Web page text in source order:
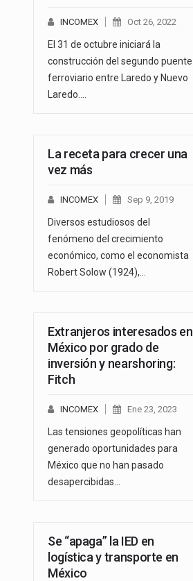
INCOMEX Oct 26, 2022
El 31 de octubre iniciará la
construcción del segundo puente
ferroviario entre Laredo y Nuevo
Laredo.…
La receta para crecer una
vez más
INCOMEX Sep 9, 2019
Diversos estudiosos del
fenómeno del crecimiento
económico, como el economista
Robert Solow (1924),…
Extranjeros interesados en
México por grado de
inversión y nearshoring:
Fitch
INCOMEX Ene 23, 2023
Las tensiones geopolíticas han
generado oportunidades para
México que no han pasado
desapercibidas…
Se “apaga” la IED en
logística y transporte en
México